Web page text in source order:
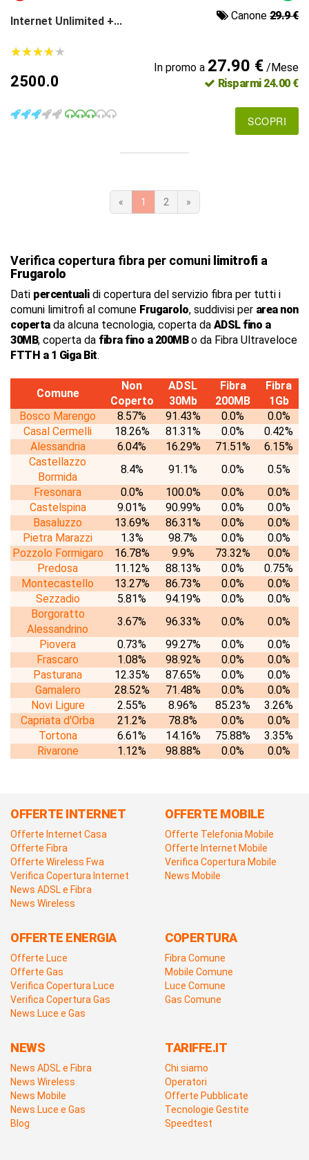
Internet Unlimited +... Canone 29.9 €
★★★★★
★★★★★
2500.0
In promo a 27.90 €/Mese
Risparmi 24.00 €
SCOPRI
« 1 2 »
Verifica copertura fibra per comuni limitrofi a
Frugarolo
Dati percentualidi copertura del servizio fibra per tutti i
comuni limitrofi al comune Frugarolo, suddivisi per area non
copertada alcuna tecnologia, coperta da ADSL fino a
30MB, coperta da fibra fino a 200MBo da Fibra Ultraveloce
FTTH a 1 Giga Bit.
Comune
Non
Coperto
ADSL
30Mb
Fibra
200MB
Fibra
1Gb
Bosco Marengo
8.57% 91.43% 0.0%
0.0%
Casal Cermelli
18.26% 81.31% 0.0%
0.42%
Alessandria
6.04% 16.29% 71.51%
6.15%
Castellazzo
Bormida
8.4% 91.1% 0.0%
0.5%
Fresonara
0.0% 100.0% 0.0%
0.0%
Castelspina
9.01% 90.99% 0.0%
0.0%
Basaluzzo
13.69% 86.31% 0.0%
0.0%
Pietra Marazzi
1.3% 98.7% 0.0%
0.0%
Pozzolo Formigaro
16.78% 9.9% 73.32%
0.0%
Predosa
11.12% 88.13% 0.0%
0.75%
Montecastello
13.27% 86.73% 0.0%
0.0%
Sezzadio
5.81% 94.19% 0.0%
0.0%
Borgoratto
Alessandrino
3.67% 96.33% 0.0%
0.0%
Piovera
0.73% 99.27% 0.0%
0.0%
Frascaro
1.08% 98.92% 0.0%
0.0%
Pasturana
12.35% 87.65% 0.0%
0.0%
Gamalero
28.52% 71.48% 0.0%
0.0%
Novi Ligure
2.55% 8.96% 85.23%
3.26%
Capriata d'Orba
21.2% 78.8% 0.0%
0.0%
Tortona
6.61% 14.16% 75.88%
3.35%
Rivarone
1.12% 98.88% 0.0% 0.0%
OFFERTE INTERNET
Offerte Internet Casa
Offerte Fibra
Offerte Wireless Fwa
Verifica Copertura Internet
News ADSL e Fibra
News Wireless
OFFERTE MOBILE
Offerte Telefonia Mobile
Offerte Internet Mobile
Verifica Copertura Mobile
News Mobile
OFFERTE ENERGIA
Offerte Luce
Offerte Gas
Verifica Copertura Luce
Verifica Copertura Gas
News Luce e Gas
COPERTURA
Fibra Comune
Mobile Comune
Luce Comune
Gas Comune
NEWS
News ADSL e Fibra
News Wireless
News Mobile
News Luce e Gas
Blog
TARIFFE.IT
Chi siamo
Operatori
Offerte Pubblicate
Tecnologie Gestite
Speedtest